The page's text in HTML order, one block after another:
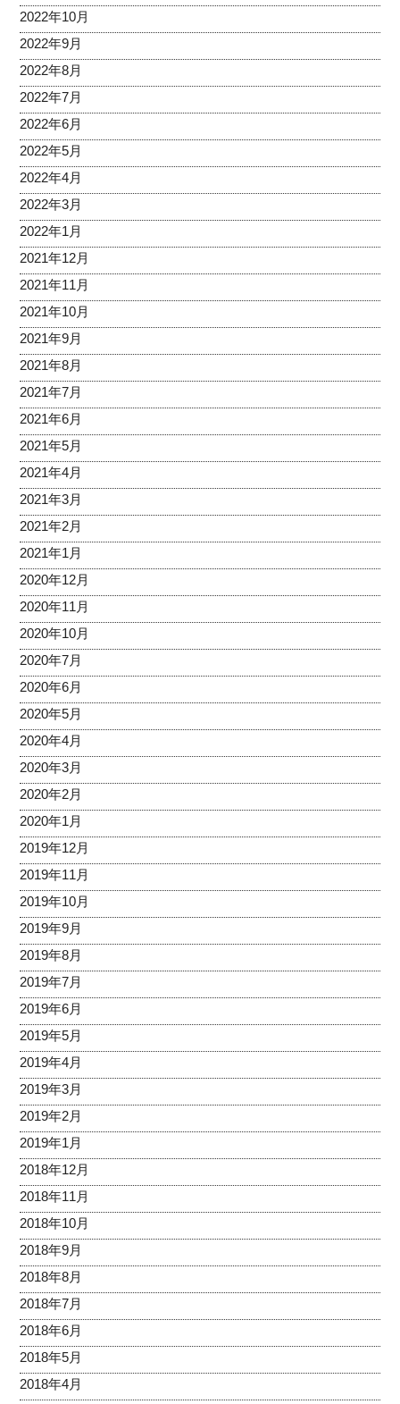
2022年10月
2022年9月
2022年8月
2022年7月
2022年6月
2022年5月
2022年4月
2022年3月
2022年1月
2021年12月
2021年11月
2021年10月
2021年9月
2021年8月
2021年7月
2021年6月
2021年5月
2021年4月
2021年3月
2021年2月
2021年1月
2020年12月
2020年11月
2020年10月
2020年7月
2020年6月
2020年5月
2020年4月
2020年3月
2020年2月
2020年1月
2019年12月
2019年11月
2019年10月
2019年9月
2019年8月
2019年7月
2019年6月
2019年5月
2019年4月
2019年3月
2019年2月
2019年1月
2018年12月
2018年11月
2018年10月
2018年9月
2018年8月
2018年7月
2018年6月
2018年5月
2018年4月